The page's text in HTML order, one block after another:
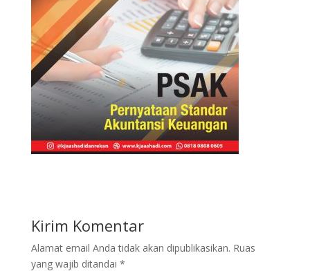
Kirim Komentar
Alamat email Anda tidak akan dipublikasikan. Ruas
yang wajib ditandai *